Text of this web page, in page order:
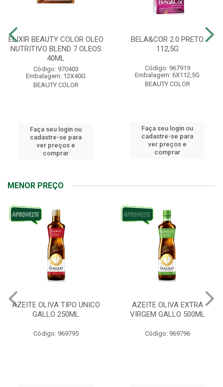
ELIXIR BEAUTY COLOR OLEO
NUTRITIVO BLEND 7 OLEOS
40ML
Código: 970403
Embalagem: 12X40G
BEAUTY COLOR
Faça seu login ou
cadastre-se para
ver preços e
comprar
BELA&COR 2.0 PRETO
112,5G
Código: 967919
Embalagem: 6X112,5G
BEAUTY COLOR
Faça seu login ou
cadastre-se para
ver preços e
comprar
MENOR PREÇO
AZEITE OLIVA TIPO UNICO
GALLO 250ML
Código: 969795
AZEITE OLIVA EXTRA
VIRGEM GALLO 500ML
Código: 969796